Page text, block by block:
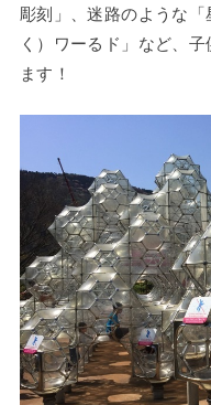
彫刻」、迷路のような
く）ワーるド」など、
ます！